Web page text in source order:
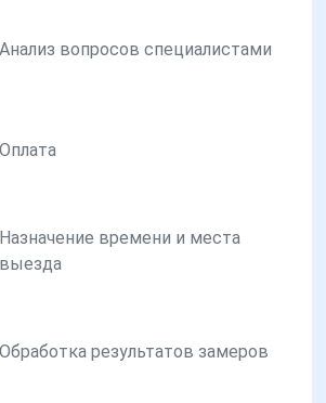
Анализ вопросов специалистами
Оплата
Назначение времени и места
выезда
Обработка результатов замеров